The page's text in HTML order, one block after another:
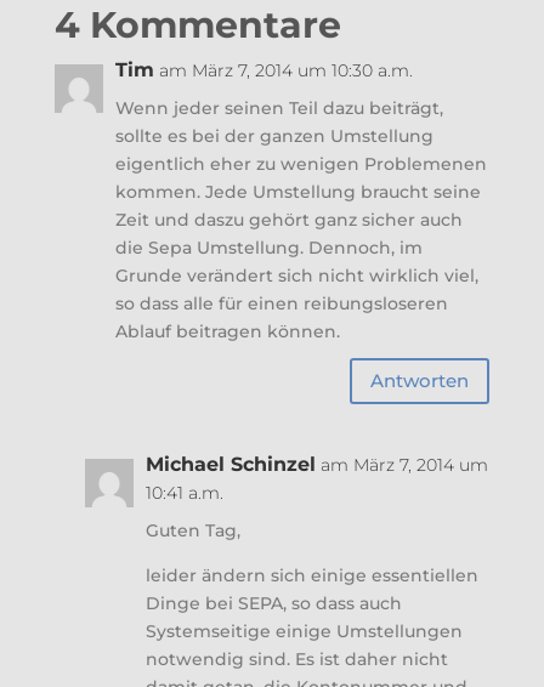
4 Kommentare
Tim am März 7, 2014 um 10:30 a.m.
Wenn jeder seinen Teil dazu beiträgt,
sollte es bei der ganzen Umstellung
eigentlich eher zu wenigen Problemenen
kommen. Jede Umstellung braucht seine
Zeit und daszu gehört ganz sicher auch
die Sepa Umstellung. Dennoch, im
Grunde verändert sich nicht wirklich viel,
so dass alle für einen reibungsloseren
Ablauf beitragen können.
Antworten
Michael Schinzel am März 7, 2014 um
10:41 a.m.
Guten Tag,
leider ändern sich einige essentiellen
Dinge bei SEPA, so dass auch
Systemseitige einige Umstellungen
notwendig sind. Es ist daher nicht